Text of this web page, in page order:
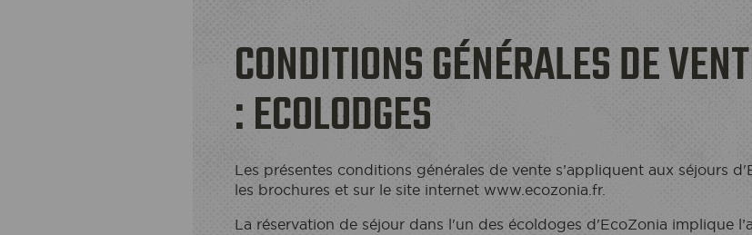
CONDITIONS GÉNÉRALES DE
: ECOLODGES
Les présentes conditions générales de vente s’appliquent aux séjours
les brochures et sur le site internet www.ecozonia.fr.
La réservation de séjour dans l'un des écoldoges d'EcoZonia implique